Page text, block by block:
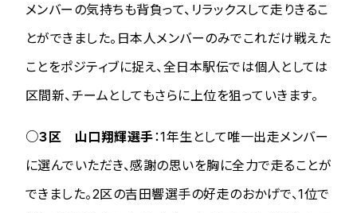
メンバーの気持ちも背負って、リラックスして走りきるこ
とができました。日本人メンバーのみでこれだけ戦えた
ことをポジティブに捉え、全日本駅伝では個人としては
区間新、チームとしてもさらに上位を狙っていきます。
○３区 山口翔輝選手：1年生として唯一出走メンバー
に選んでいただき、感謝の思いを胸に全力で走ることが
できました。2区の吉田響選手の好走のおかげで、1位で